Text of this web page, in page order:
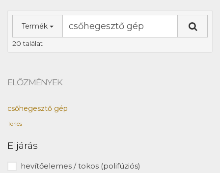
Termék
20 találat
ELŐZMÉNYEK
csőhegesztő gép
Törlés
Eljárás
hevítőelemes / tokos (polifúziós)